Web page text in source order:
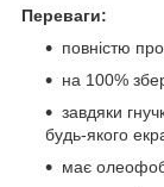
Переваги:
повністю
на 100%
завдяки
будь-якого
має